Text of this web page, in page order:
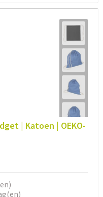
| Katoen | OEKO-